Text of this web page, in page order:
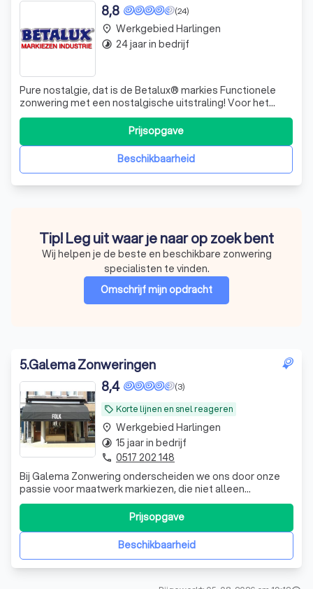
(24)
8,8
Pure nostalgie, dat is de Betalux® markies Functionele
zonwering met een nostalgische uitstraling! Voor het
vervaardigen van een topproduct als een Betalux®
markies wordt gebruik gemaakt van moderne
productiemiddelen en uitsluitend de beste kwaliteit
materialen. De basis van een Betalux® markies wo
Beschikbaarheid
Prijsopgave
place Werkgebied Harlingen
timelapse 24 jaar in bedrijf
Tip! Leg uit waar je naar op zoek bent
Wij helpen je de beste en beschikbare zonwering
specialisten te vinden.
Omschrijf mijn opdracht
5.Galema Zonweringen
local_offer Korte lijnen en snel reageren
(3)
8,4
Bij Galema Zonwering onderscheiden we ons door onze
passie voor maatwerk markiezen, die niet alleen
functioneel zijn, maar ook een esthetische meerwaarde
bieden aan uw woning of bedrijfspand. Wij geloven dat elk
project uniek is en besteden daarom bijzondere aandacht
aan detail en afwerking. Met hoo
Beschikbaarheid
Prijsopgave
place Werkgebied Harlingen
timelapse 15 jaar in bedrijf
phone 0517 202 148